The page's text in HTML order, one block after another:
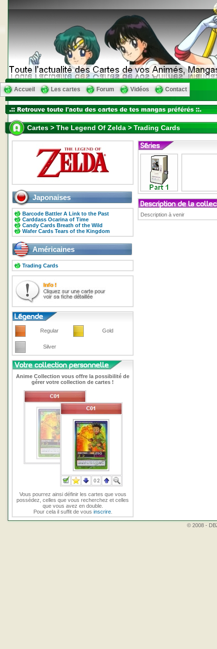
Accueil Les cartes Forum Vidéos Contact
Cartes > The Legend Of Zelda > Trading Cards
Japonaises
Barcode Battler A Link to the Past
Carddass Ocarina of Time
Candy Cards Breath of the Wild
Wafer Cards Tears of the Kingdom
Américaines
Trading Cards
Regular Gold
Silver
Anime Collection vous offre la possibilité de
gérer votre collection de cartes !
Vous pourrez ainsi définir les cartes que vous
possédez, celles que vous recherchez et celles
que vous avez en double.
Pour cela il suffit de vous inscrire.
Description à venir
© 2008 -